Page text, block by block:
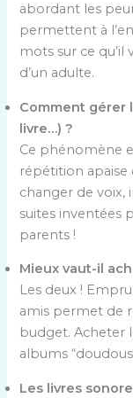
abordant les
permettent à
mots sur ce
d’un adulte.
Comment gérer
livre…) ?
Ce phénomène
répétition apaise
changer de voix,
suites inventées
parents !
Mieux vaut-il
Les deux !
amis permet de
budget. Acheter
albums
Les livres